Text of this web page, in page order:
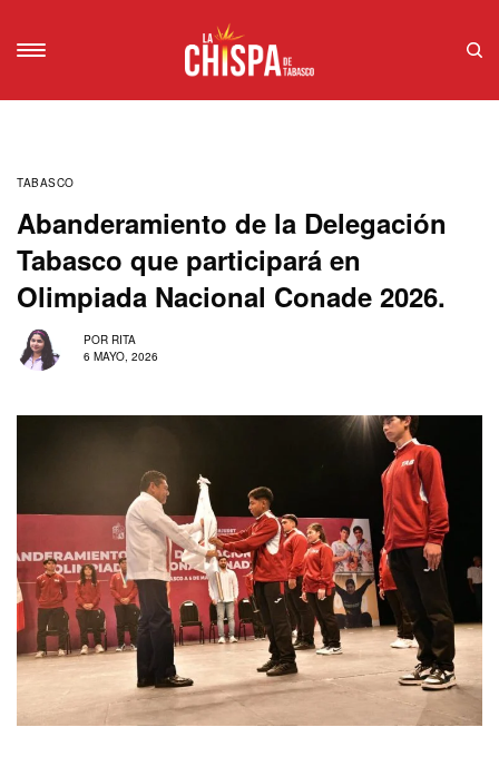
TABASCO
Abanderamiento de la Delegación
Tabasco que participará en
Olimpiada Nacional Conade 2026.
POR RITA
6 MAYO, 2026